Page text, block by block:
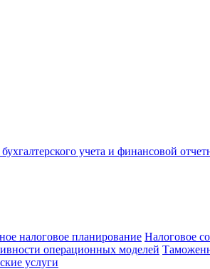
учета и финансовой
налоговое планирование Налоговое
операционных моделей
услуги